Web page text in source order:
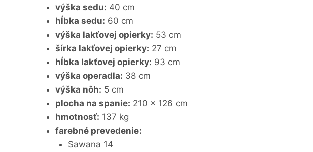
výška sedu: 40 cm
hĺbka sedu: 60 cm
výška lakťovej opierky: 53 cm
šírka lakťovej opierky: 27 cm
hĺbka lakťovej opierky: 93 cm
výška operadla: 38 cm
výška nôh: 5 cm
plocha na spanie: 210 x 126 cm
hmotnosť: 137 kg
farebné prevedenie:
Sawana 14